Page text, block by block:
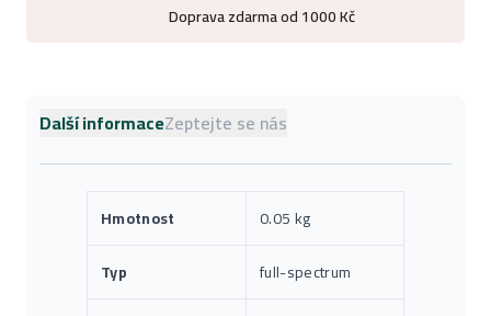
Doprava zdarma od 1000 Kč
Další informaceZeptejte se nás
Hmotnost
0.05 kg
Typ
full-spectrum